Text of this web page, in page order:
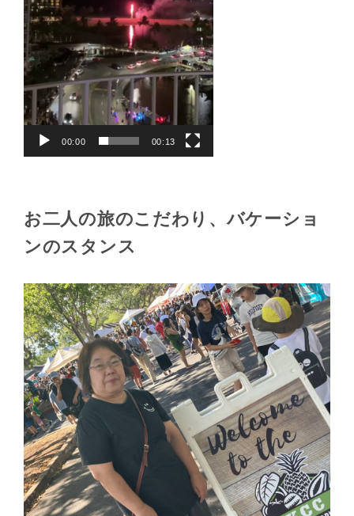
00:00 00:13
お二人の旅のこだわり、バケーショ
ンのスタンス